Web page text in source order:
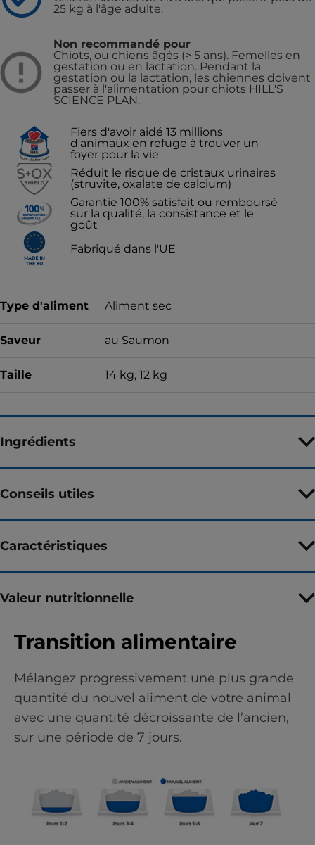
25 kg à l'âge adulte.
Non recommandé pour
Chiots, ou chiens âgés (> 5 ans). Femelles en
gestation ou en lactation. Pendant la
gestation ou la lactation, les chiennes doivent
passer à l'alimentation pour chiots HILL'S
SCIENCE PLAN.
Fiers d'avoir aidé 13 millions
d'animaux en refuge à trouver un
foyer pour la vie
Réduit le risque de cristaux urinaires
(struvite, oxalate de calcium)
Garantie 100% satisfait ou remboursé
sur la qualité, la consistance et le
goût
Fabriqué dans l'UE
Type d'aliment Aliment sec
Saveur au Saumon
Taille 14 kg, 12 kg
Ingrédients
Conseils utiles
Caractéristiques
Valeur nutritionnelle
Transition alimentaire
Mélangez progressivement une plus grande
quantité du nouvel aliment de votre animal
avec une quantité décroissante de l’ancien,
sur une période de 7 jours.